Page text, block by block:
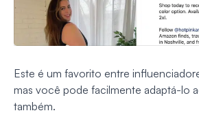
Este é um favorito entre
mas você pode facilmente adaptá-lo
também.